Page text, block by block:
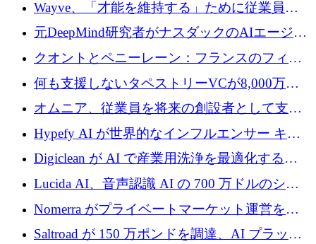
Wayve、「才能を維持する」ために従業員に
8,500万ドルの株式公開買い付けを実施
元DeepMind研究者がナスダックのAIエージェ
ントを拡張するためにCreandumの資金調達で
記録を獲得
クオントとペニーレーン：フランスのフィン
テックの友人と敵
何も支援しないタペストリーVCが8,000万ド
ルの資金を調達、ロンドン事務所を開設
オムニア、従業員を将来の創設者として支援
するために Firedrop でファンドを立ち上げる
Hypefy AI が世界的なインフルエンサー キャ
ンペーンを自動化するためにシリーズ A で
720 万ドルを調達
Digiclean が AI で産業用洗浄を最適化するた
めに 250 万ユーロを調達
Lucida AI、音声認識 AI の 700 万ドルのシー
ドラウンドを終了
Nomerra がプライベートマーケット運営を自
動化するために 200 万ドルを調達
Saltroad が 150 万ポンドを調達、AI プラット